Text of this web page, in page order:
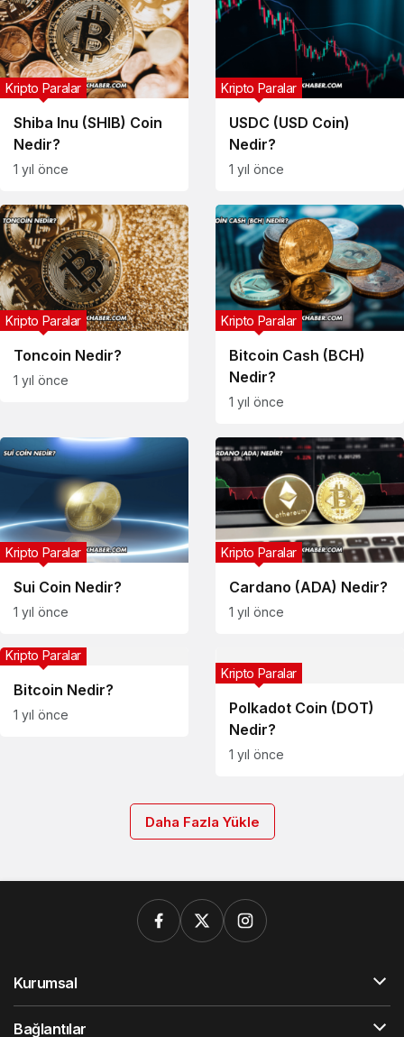
Shiba Inu (SHIB) Coin
Nedir?
Kripto Paralar
1 yıl önce
USDC (USD Coin)
Nedir?
Kripto Paralar
1 yıl önce
Toncoin Nedir?
Kripto Paralar
1 yıl önce
Bitcoin Cash (BCH)
Nedir?
Kripto Paralar
1 yıl önce
Sui Coin Nedir?
Kripto Paralar
1 yıl önce
Cardano (ADA) Nedir?
Kripto Paralar
1 yıl önce
Bitcoin Nedir?
Kripto Paralar
1 yıl önce
Polkadot Coin (DOT)
Nedir?
Kripto Paralar
1 yıl önce
Daha Fazla Yükle
Kurumsal
Bağlantılar